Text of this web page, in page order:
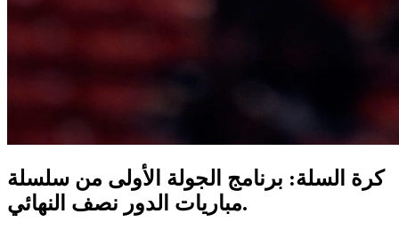
كرة السلة: برنامج الجولة الأولى من سلسلة
مباريات الدور نصف النهائي.